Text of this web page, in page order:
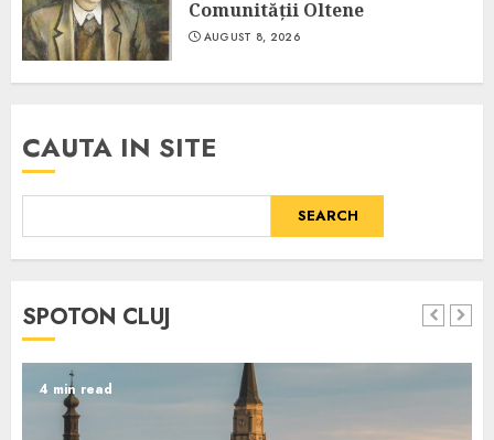
Comunității Oltene
AUGUST 8, 2026
CAUTA IN SITE
SEARCH
SPOTON CLUJ
4 min read